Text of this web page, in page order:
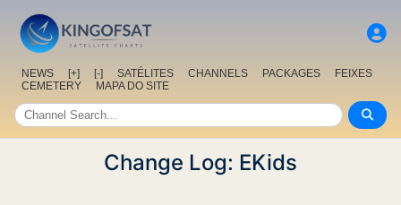
NEWS [+] [-] SATÉLITES CHANNELS PACKAGES
FEIXES
CEMETERY
MAPA DO SITE
Change Log: EKids